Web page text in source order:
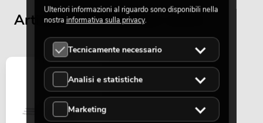
Articoli visualizzati per ultimi
Ulteriori informazioni al riguardo sono disponibili nella
nostra informativa sulla privacy.
Tecnicamente necessario
Analisi e statistiche
Marketing